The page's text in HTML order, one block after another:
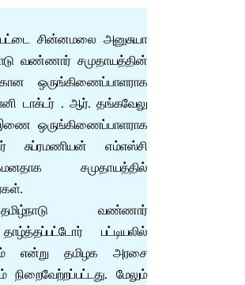
சின்னமலை அனுசுயா
வண்ணார் சமுதாயத்தின்
ஒருங்கிணைப்பாளராக
டாக்டர் . ஆர். தங்கவேலு
இணை ஒருங்கிணைப்பாளராக
சுப்ரமணியன் எம்எஸ்சி
சமுதாயத்தில்
வண்ணார்
பட்டியலில்
என்று தமிழக அரசை
நிறைவேற்றப்பட்டது. மேலும்